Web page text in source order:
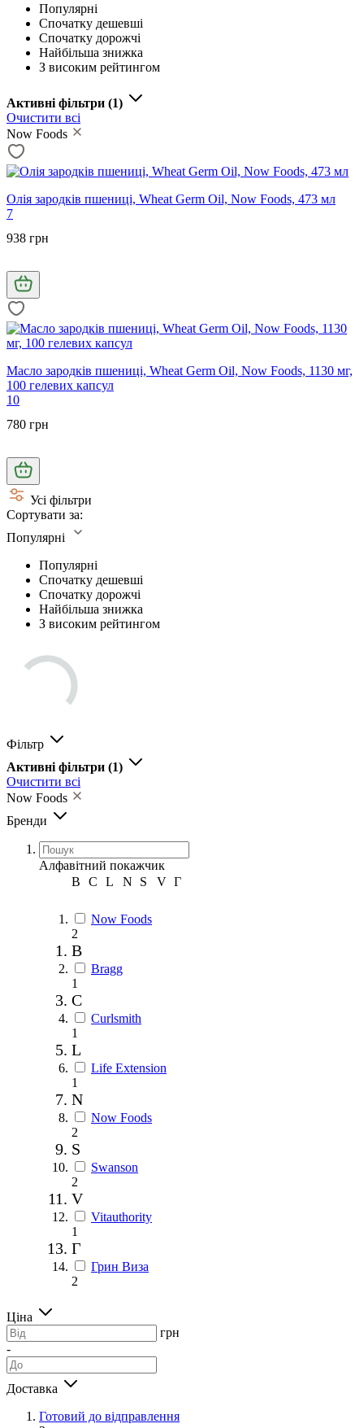
Популярні
Спочатку дешевші
Спочатку дорожчі
Найбільша знижка
З високим рейтингом
Активні фільтри (1)
Очистити всі
Now Foods
Олія зародків пшениці, Wheat Germ Oil, Now Foods, 473 мл
7
938 грн
Масло зародків пшениці, Wheat Germ Oil, Now Foods, 1130 мг,
100 гелевих капсул
10
780 грн
Усі фільтри
Сортувати за:
Популярні
Популярні
Спочатку дешевші
Спочатку дорожчі
Найбільша знижка
З високим рейтингом
Фільтр
Активні фільтри (1)
Очистити всі
Now Foods
Бренди
Алфавітний покажчик
B
C L N S V Г
Now Foods
2
B
Bragg
1
C
Curlsmith
1
L
Life Extension
1
N
Now Foods
2
S
Swanson
2
V
Vitauthority
1
Г
Грин Виза
2
Ціна
грн
-
Доставка
Готовий до відправлення